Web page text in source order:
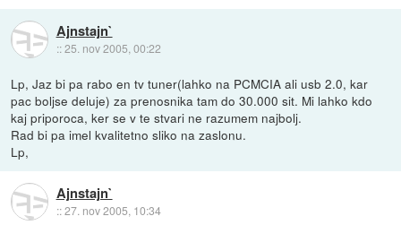
Ajnstajn`
::25. nov 2005, 00:22
Lp, Jaz bi pa rabo en tv tuner(lahko na PCMCIA ali usb 2.0, kar
pac boljse deluje) za prenosnika tam do 30.000 sit. Mi lahko kdo
kaj priporoca, ker se v te stvari ne razumem najbolj.
Rad bi pa imel kvalitetno sliko na zaslonu.
Lp,
Ajnstajn`
::27. nov 2005, 10:34